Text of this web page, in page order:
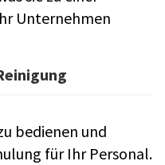
Unternehmen
bedienen und
für Ihr Personal.